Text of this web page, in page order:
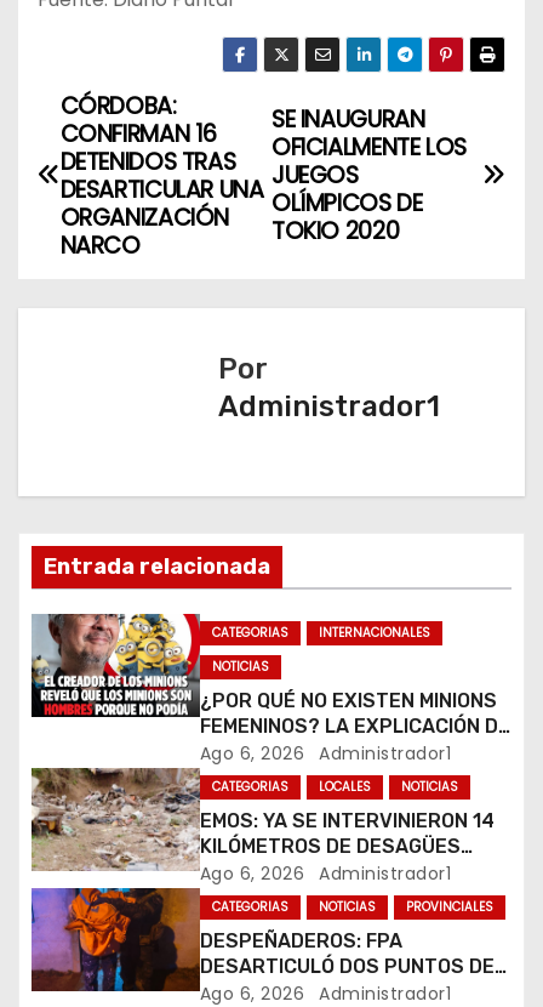
N
a
g
n
d
e
e
n
t
r
a
d
SE INAUGURAN
OFICIALMENTE LOS
JUEGOS
OLÍMPICOS DE
TOKIO 2020
CÓRDOBA:
CONFIRMAN 16
DETENIDOS TRAS
DESARTICULAR UNA
ORGANIZACIÓN
NARCO
Por
Administrador1
Entrada relacionada
CATEGORIAS
INTERNACIONALES
NOTICIAS
¿POR QUÉ NO EXISTEN MINIONS
FEMENINOS? LA EXPLICACIÓN DE
SU CREADOR QUE VOLVIÓ A
VIRALIZARSE
Ago 6, 2026 Administrador1
CATEGORIAS LOCALES NOTICIAS
EMOS: YA SE INTERVINIERON 14
KILÓMETROS DE DESAGÜES
PLUVIALES
Ago 6, 2026 Administrador1
CATEGORIAS NOTICIAS PROVINCIALES
DESPEÑADEROS: FPA
DESARTICULÓ DOS PUNTOS DE
VENTA DE DROGAS. TRES
Ago 6, 2026 Administrador1